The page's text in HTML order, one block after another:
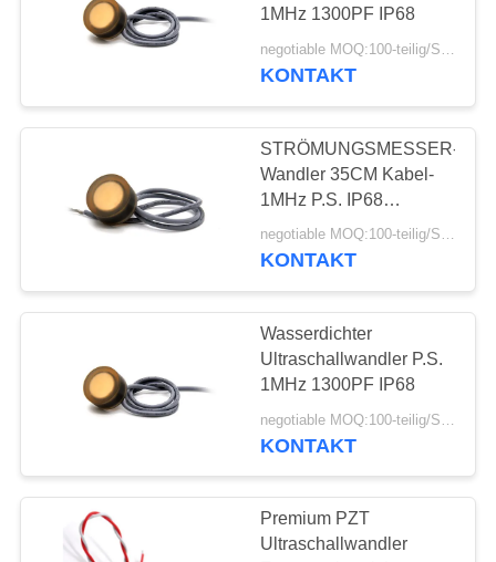
1MHz 1300PF IP68
negotiable MOQ:100-teilig/Stücke
KONTAKT
STRÖMUNGSMESSER-
Wandler 35CM Kabel-
1MHz P.S. IP68
Ultraschall
negotiable MOQ:100-teilig/Stücke
KONTAKT
Wasserdichter
Ultraschallwandler P.S.
1MHz 1300PF IP68
KONTAKT
Premium PZT
Ultraschallwandler